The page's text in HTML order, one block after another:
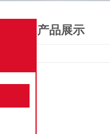
产品展示